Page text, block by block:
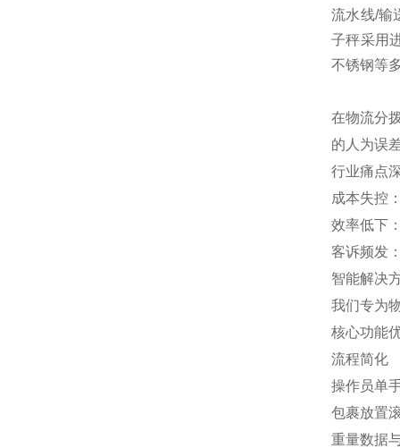
流水线/输
子秤采用
不锈钢等
在物流分
的人为误
行业痛点
成本失控
效率低下
客诉频发
智能解决
我们专为
核心功能
流程简化
操作员单
包裹放置
重量数据